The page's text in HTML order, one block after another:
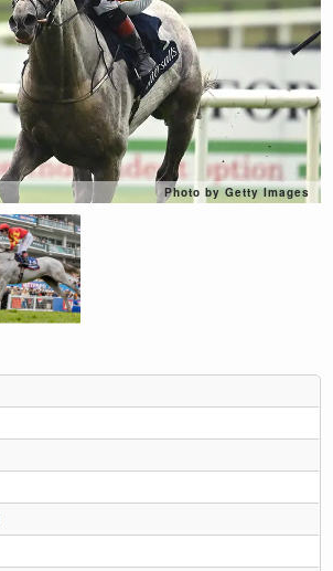
Photo by Getty Images